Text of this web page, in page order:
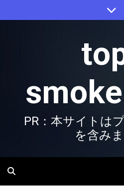
to
PR：本サイトは
を含みま